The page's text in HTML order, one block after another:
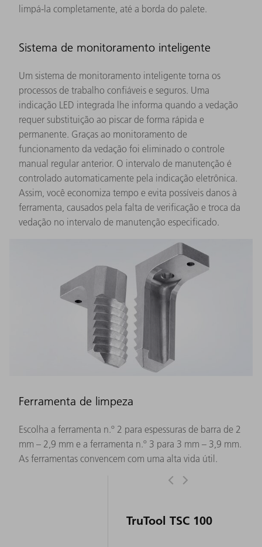
limpá-la completamente, até a borda do palete.
Sistema de monitoramento inteligente
Um sistema de monitoramento inteligente torna os
processos de trabalho confiáveis e seguros. Uma
indicação LED integrada lhe informa quando a vedação
requer substituição ao piscar de forma rápida e
permanente. Graças ao monitoramento de
funcionamento da vedação foi eliminado o controle
manual regular anterior. O intervalo de manutenção é
controlado automaticamente pela indicação eletrônica.
Assim, você economiza tempo e evita possíveis danos à
ferramenta, causados pela falta de verificação e troca da
vedação no intervalo de manutenção especificado.
Ferramenta de limpeza
Escolha a ferramenta n.º 2 para espessuras de barra de 2
mm – 2,9 mm e a ferramenta n.º 3 para 3 mm – 3,9 mm.
As ferramentas convencem com uma alta vida útil.
TruTool TSC 100